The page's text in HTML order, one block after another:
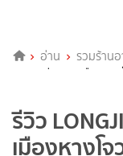
อ่าน รวมร้าน
อาหารจีน จากเมืองหา
รีวิว
เมืองหางโ